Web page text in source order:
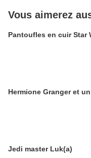
Vous aimerez
Pantoufles en cuir Star
Hermione Granger et
Jedi master Luk(a)